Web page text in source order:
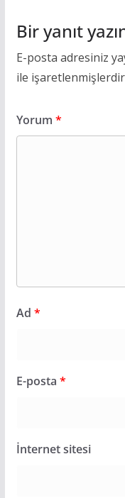
Bir yanıt
E-posta adresiniz
ile işaretlenmişlerdir
Yorum *
Ad *
E-posta *
İnternet sitesi